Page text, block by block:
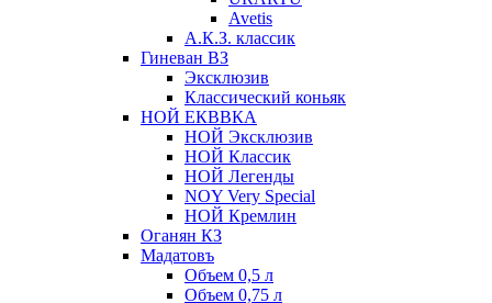
Avetis
А.К.З. классик
Гиневан ВЗ
Эксклюзив
Классический коньяк
НОЙ ЕКВВКА
НОЙ Эксклюзив
НОЙ Классик
НОЙ Легенды
NOY Very Speсial
НОЙ Кремлин
Оганян КЗ
Мадатовъ
Объем 0,5 л
Объем 0,75 л